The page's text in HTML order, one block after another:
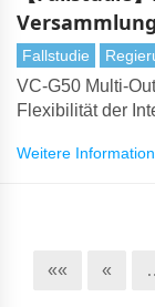
Fallstudie
VC-G50 Multi-
Flexibilität der
Weitere
«« «